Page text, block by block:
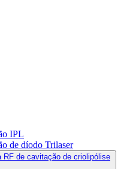
IPL
de díodo Trilaser
RF de cavitação de criolipólise